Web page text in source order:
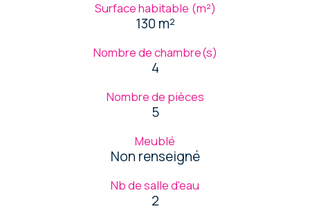
Surface habitable (m²)
130 m²
Nombre de chambre(s)
4
Nombre de pièces
5
Meublé
Non renseigné
Nb de salle d'eau
2